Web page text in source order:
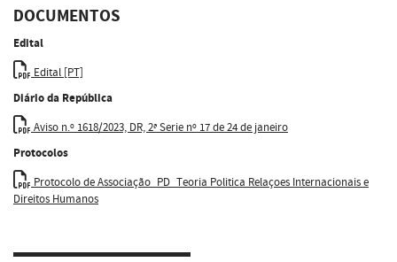
DOCUMENTOS
Edital
Edital [PT]
Diário da República
Aviso n.º 1618/2023, DR, 2ª Serie nº 17 de 24 de janeiro
Protocolos
Protocolo de Associação_PD_Teoria Politica Relaçoes Internacionais e
Direitos Humanos